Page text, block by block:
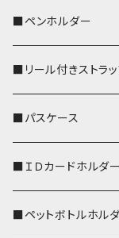
ペンギン
■ペンホルダー
■リール付きストラ
リールのみ
ストラップ付
■パスケース
■ＩＤカードホルダー
■ペットボトルホル